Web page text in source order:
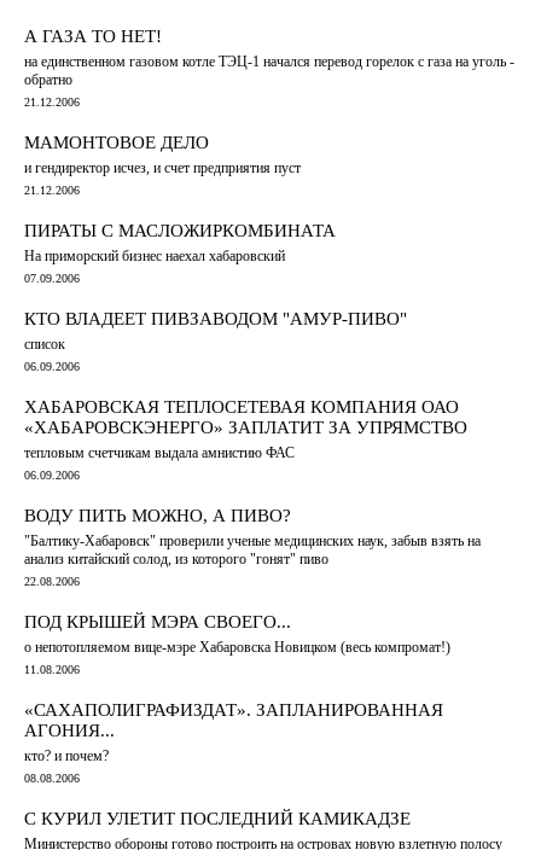
А ГАЗА ТО НЕТ!
на единственном газовом котле ТЭЦ-1 начался перевод горелок с газа на уголь -
обратно
21.12.2006
МАМОНТОВОЕ ДЕЛО
и гендиректор исчез, и счет предприятия пуст
21.12.2006
ПИРАТЫ С МАСЛОЖИРКОМБИНАТА
На приморский бизнес наехал хабаровский
07.09.2006
КТО ВЛАДЕЕТ ПИВЗАВОДОМ "АМУР-ПИВО"
список
06.09.2006
ХАБАРОВСКАЯ ТЕПЛОСЕТЕВАЯ КОМПАНИЯ ОАО
«ХАБАРОВСКЭНЕРГО» ЗАПЛАТИТ ЗА УПРЯМСТВО
тепловым счетчикам выдала амнистию ФАС
06.09.2006
ВОДУ ПИТЬ МОЖНО, А ПИВО?
"Балтику-Хабаровск" проверили ученые медицинских наук, забыв взять на
анализ китайский солод, из которого "гонят" пиво
22.08.2006
ПОД КРЫШЕЙ МЭРА СВОЕГО...
о непотопляемом вице-мэре Хабаровска Новицком (весь компромат!)
11.08.2006
«САХАПОЛИГРАФИЗДАТ». ЗАПЛАНИРОВАННАЯ
АГОНИЯ...
кто? и почем?
08.08.2006
С КУРИЛ УЛЕТИТ ПОСЛЕДНИЙ КАМИКАДЗЕ
Министерство обороны готово построить на островах новую взлетную полосу